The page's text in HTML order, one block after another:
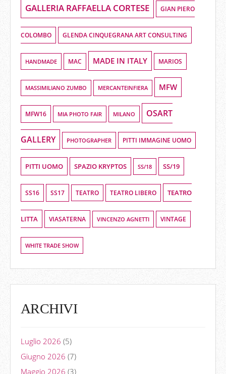
GALLERIA RAFFAELLA CORTESE GIAN PIERO
COLOMBO GLENDA CINQUEGRANA ART CONSULTING
HANDMADE MAC MADE IN ITALY MARIOS
MASSIMILIANO ZUMBO MERCANTEINFIERA MFW
MFW16 MIA PHOTO FAIR MILANO OSART
GALLERY PHOTOGRAPHER PITTI IMMAGINE UOMO
PITTI UOMO SPAZIO KRYPTOS SS/18 SS/19
SS16 SS17 TEATRO TEATRO LIBERO TEATRO
LITTA VIASATERNA VINCENZO AGNETTI VINTAGE
WHITE TRADE SHOW
ARCHIVI
Luglio 2026 (5)
Giugno 2026 (7)
Maggio 2026 (3)